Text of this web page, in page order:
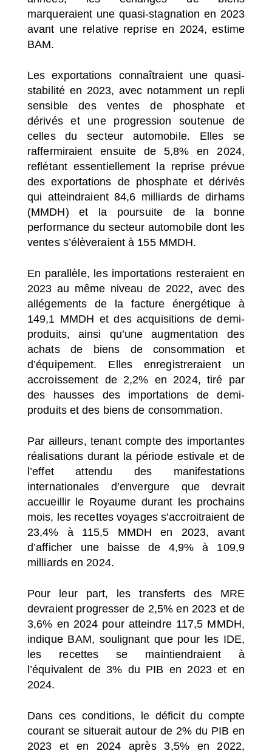
marqueraient une quasi-stagnation en 2023
avant une relative reprise en 2024, estime
BAM.
Les exportations connaîtraient une quasi-
stabilité en 2023, avec notamment un repli
sensible des ventes de phosphate et
dérivés et une progression soutenue de
celles du secteur automobile. Elles se
raffermiraient ensuite de 5,8% en 2024,
reflétant essentiellement la reprise prévue
des exportations de phosphate et dérivés
qui atteindraient 84,6 milliards de dirhams
(MMDH) et la poursuite de la bonne
performance du secteur automobile dont les
ventes s’élèveraient à 155 MMDH.
En parallèle, les importations resteraient en
2023 au même niveau de 2022, avec des
allégements de la facture énergétique à
149,1 MMDH et des acquisitions de demi-
produits, ainsi qu’une augmentation des
achats de biens de consommation et
d’équipement. Elles enregistreraient un
accroissement de 2,2% en 2024, tiré par
des hausses des importations de demi-
produits et des biens de consommation.
Par ailleurs, tenant compte des importantes
réalisations durant la période estivale et de
l’effet attendu des manifestations
internationales d’envergure que devrait
accueillir le Royaume durant les prochains
mois, les recettes voyages s’accroitraient de
23,4% à 115,5 MMDH en 2023, avant
d’afficher une baisse de 4,9% à 109,9
milliards en 2024.
Pour leur part, les transferts des MRE
devraient progresser de 2,5% en 2023 et de
3,6% en 2024 pour atteindre 117,5 MMDH,
indique BAM, soulignant que pour les IDE,
les recettes se maintiendraient à
l’équivalent de 3% du PIB en 2023 et en
2024.
Dans ces conditions, le déficit du compte
courant se situerait autour de 2% du PIB en
2023 et en 2024 après 3,5% en 2022,